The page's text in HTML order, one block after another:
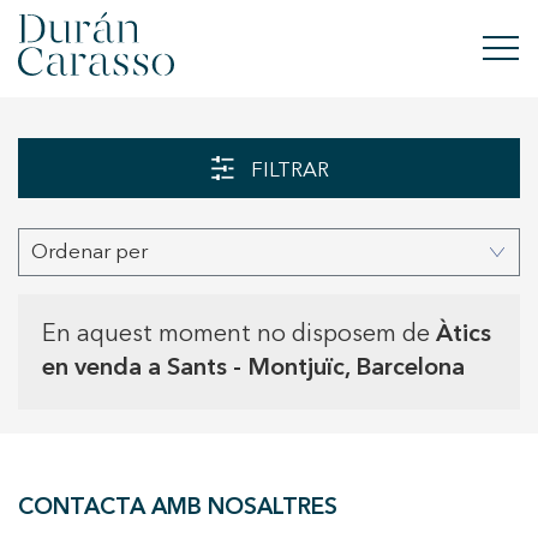
VENDRE
OBRA NOVA
CONTACTE
FILTRAR
Ordenar per
En aquest moment no disposem de Àtics
en venda a Sants - Montjuïc, Barcelona
CONTACTA AMB NOSALTRES